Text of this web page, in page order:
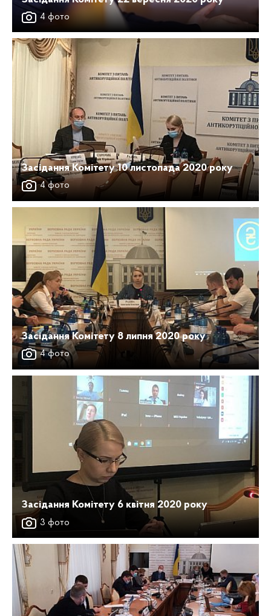
4 фото
Засідання Комітету 10 листопада 2020 року
4 фото
Засідання Комітету 8 липня 2020 року
4 фото
Засідання Комітету 6 квітня 2020 року
3 фото